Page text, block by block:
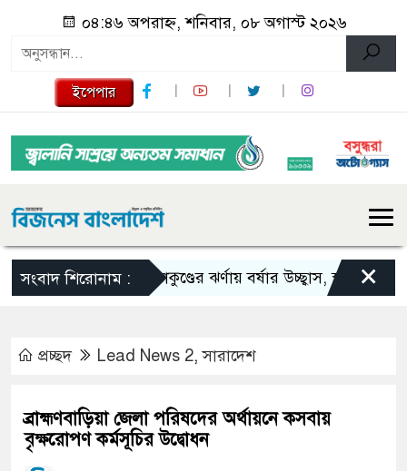
০৪:৪৬ অপরাহ্ন, শনিবার, ০৮ অগাস্ট ২০২৬
ইপেপার
সংবাদ শিরোনাম :সীতাকুণ্ডের ঝর্ণায় বর্ষার উচ্ছ্বাস, স্থানীয় ×
প্রচ্ছদ Lead News 2,সারাদেশ
ব্রাহ্মণবাড়িয়া জেলা পরিষদের অর্থায়নে কসবায়
বৃক্ষরোপণ কর্মসূচির উদ্বোধন